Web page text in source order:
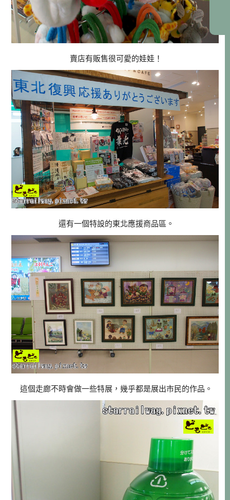
賣店有販售很可愛的娃娃！
還有一個特設的東北應援商品區。
這個走廊不時會做一些特展，幾乎都是展出市民的作品。